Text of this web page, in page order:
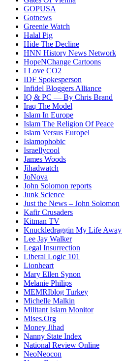
GOPUSA
Gotnews
Greenie Watch
Halal Pig
Hide The Decline
HNN History News Network
HopeNChange Cartoons
I Love CO2
IDF Spokesperson
Infidel Bloggers Alliance
IQ & PC — By Chris Brand
Iraq The Model
Islam In Europe
Islam The Religion Of Peace
Islam Versus Europel
Islamophobic
Israellycool
James Woods
Jihadwatch
JoNova
John Solomon reports
Junk Science
Just the News – John Solomon
Kafir Crusaders
Kitman TV
Knuckledraggin My Life Away
Lee Jay Walker
Legal Insurrection
Liberal Logic 101
Lionheart
Mary Ellen Synon
Melanie Philips
MEMRIblog Turkey
Michelle Malkin
Militant Islam Monitor
Mises.Org
Money Jihad
Nanny State Index
National Review Online
NeoNeocon